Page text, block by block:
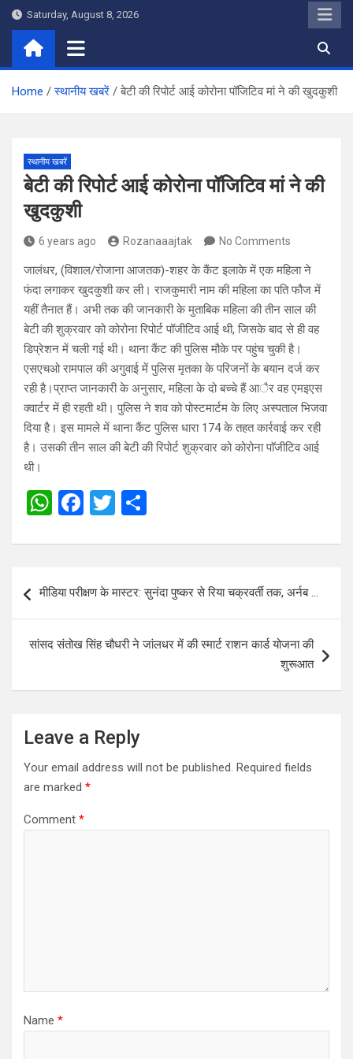
Skip
content
Saturday, August 8, 2026
Home स्थानीय खबरें बेटी की रिपोर्ट आई कोरोना पॉजिटिव मां ने की खुदकुशी
स्थानीय खबरें
बेटी की रिपोर्ट आई कोरोना पॉजिटिव मां ने की
खुदकुशी
6 years ago Rozanaaajtak No Comments
जालंधर, (विशाल/रोजाना आजतक)-शहर के कैंट इलाके में एक महिला ने
फंदा लगाकर खुदकुशी कर ली। राजकुमारी नाम की महिला का पति फौज में
यहीं तैनात हैं। अभी तक की जानकारी के मुताबिक महिला की तीन साल की
बेटी की शुक्रवार को कोरोना रिपोर्ट पॉजीटिव आई थी, जिसके बाद से ही वह
डिप्रेशन में चली गई थी। थाना कैंट की पुलिस मौके पर पहुंच चुकी है।
एसएचओ रामपाल की अगुवाई में पुलिस मृतका के परिजनों के बयान दर्ज कर
रही है।प्राप्त जानकारी के अनुसार, महिला के दो बच्चे हैं आैर वह एमइएस
क्वार्टर में ही रहती थी। पुलिस ने शव को पोस्टमार्टम के लिए अस्पताल भिजवा
दिया है। इस मामले में थाना कैंट पुलिस धारा 174 के तहत कार्रवाई कर रही
है। उसकी तीन साल की बेटी की रिपोर्ट शुक्रवार को कोरोना पाॅजीटिव आई
थी।
W
at
s
A
p
p
F
ce
o
o
k
T
tt ar
e
navigation
मीडिया परीक्षण के मास्टर: सुनंदा पुष्कर से रिया चक्रवर्ती तक, अर्नब …
सांसद संतोख सिंह चौधरी ने जांलधर में की स्मार्ट राशन कार्ड योजना की
शुरूआत
Leave a Reply
Your email address will not be published. Required fields
are marked *
Comment *
Name *